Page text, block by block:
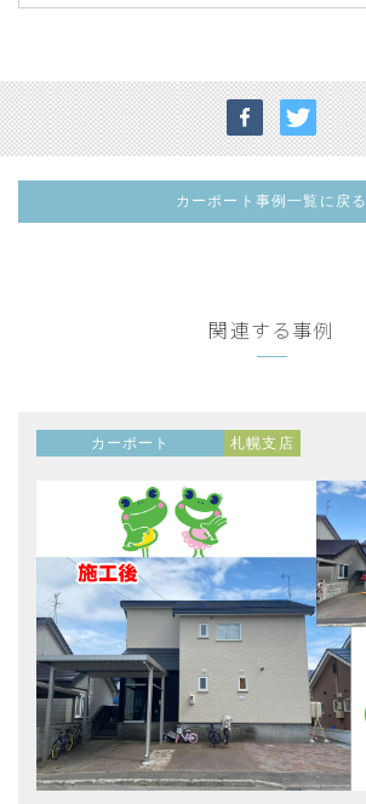
カーポート事例一覧に戻る
関連する事例
カーポート 札幌支店